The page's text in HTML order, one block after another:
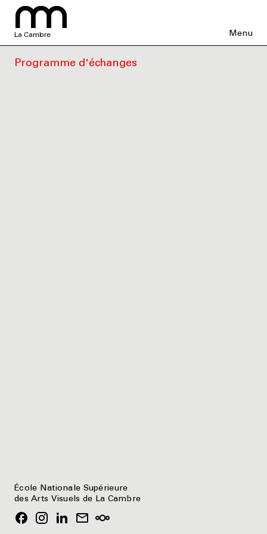
La Cambre Menu
Programme d'échanges
École Nationale Supérieure
des Arts Visuels de La Cambre